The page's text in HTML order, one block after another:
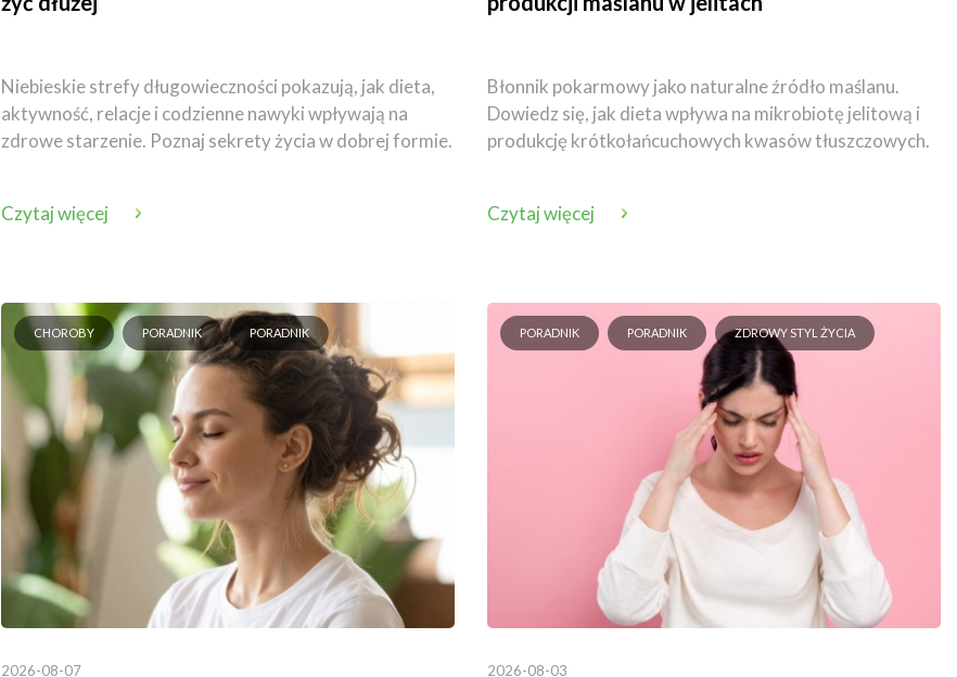
Niebieskie strefy długowieczności pokazują, jak dieta,
aktywność, relacje i codzienne nawyki wpływają na
zdrowe starzenie. Poznaj sekrety życia w dobrej formie.
Czytaj więcej
Błonnik pokarmowy jako naturalne źródło maślanu.
Dowiedz się, jak dieta wpływa na mikrobiotę jelitową i
produkcję krótkołańcuchowych kwasów tłuszczowych.
Czytaj więcej
CHOROBY PORADNIK PORADNIK
2026-08-07
PORADNIK PORADNIK ZDROWY STYL ŻYCIA
2026-08-03